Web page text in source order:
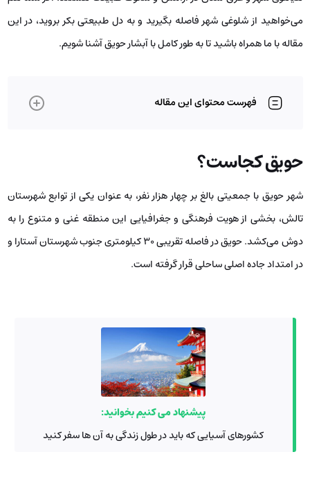
می‌خواهید از شلوغی شهر فاصله بگیرید و به دل طبیعتی بکر بروید، در این
مقاله با ما همراه باشید تا به طور کامل با آبشار حویق آشنا شویم.
فهرست محتوای این مقاله
حویق کجاست؟
شهر حویق با جمعیتی بالغ بر چهار هزار نفر، به عنوان یکی از توابع شهرستان
تالش، بخشی از هویت فرهنگی و جغرافیایی این منطقه‌ غنی و متنوع را به
دوش می‌کشد. حویق در فاصله‌ تقریبی ۳۰ کیلومتری جنوب شهرستان آستارا و
در امتداد جاده‌ اصلی ساحلی قرار گرفته است.
پیشنهاد می کنیم بخوانید:
کشورهای آسیایی که باید در طول زندگی به آن ها سفر کنید